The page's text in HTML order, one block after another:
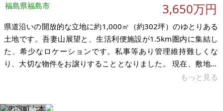
福島県福島市 3,650万円
県道沿いの開放的な立地に約1,000㎡（約302坪）のゆとりある
土地です。吾妻山展望と、生活利便施設が1.5km圏内に集結し
た、希少なロケーションです。私事等あり管理維持難しくな
り、大切な物件をお譲りすることとなりました。 現在、敷地内
には築50年、約52㎡の木造平屋6棟が建っておりますが、建物
もっと見る